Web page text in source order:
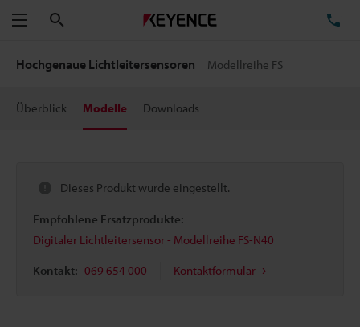
Menü
Hochgenaue Lichtleitersensoren Modellreihe FS
Überblick Modelle Downloads
Dieses Produkt wurde eingestellt.
Empfohlene Ersatzprodukte:
Digitaler Lichtleitersensor - Modellreihe FS-N40
Kontakt: 069 654 000 Kontaktformular